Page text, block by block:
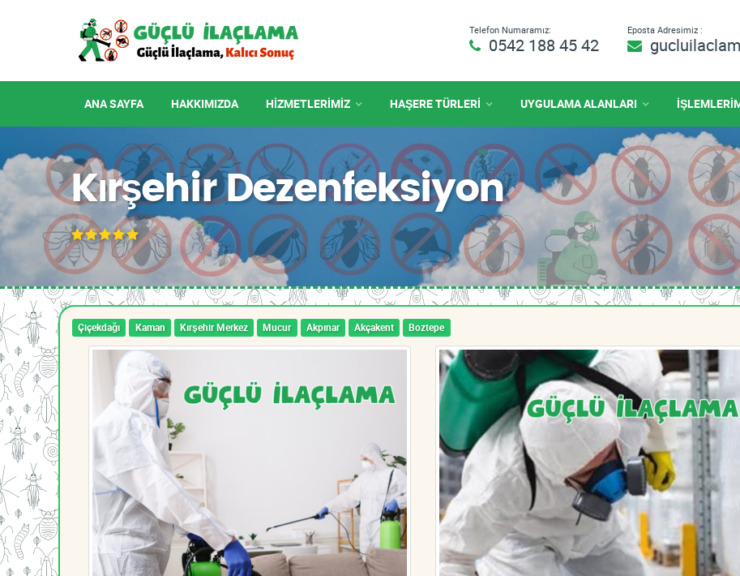
Telefon Numaramız:
0542 188 45 42
Eposta Adresimiz :
ANA SAYFA HAKKIMIZDA HIZMETLERIMIZ HAŞERE TÜRLERİ UYGULAMA ALANLARI
Kırşehir Dezenfeksiyon
Çiçekdağı Kaman Kırşehir Merkez Mucur Akpınar Akçakent Boztepe